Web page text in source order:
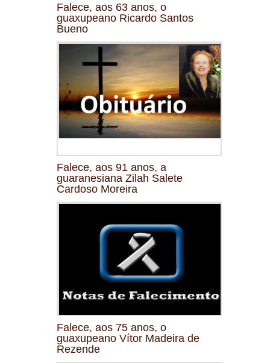
Falece, aos 63 anos, o
guaxupeano Ricardo Santos
Bueno
Falece, aos 91 anos, a
guaranesiana Zilah Salete
Cardoso Moreira
Falece, aos 75 anos, o
guaxupeano Vítor Madeira de
Rezende